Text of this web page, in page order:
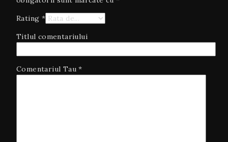
Rating *
Titlul comentariului
Comentariul Tau*